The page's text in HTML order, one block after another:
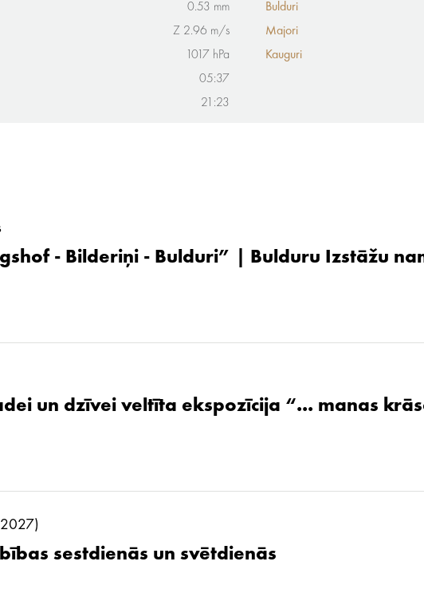
0.53 mm
Z 2.96 m/s
1017 hPa
05:37
21:23
Bulduri
Majori
Kauguri
- Bilderiņi - Bulduri” | Bulduru Izstāžu
un dzīvei veltīta ekspozīcija “... manas
sestdienās un svētdienās